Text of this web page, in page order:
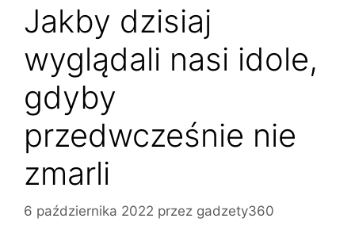
Jakby dzisiaj
wyglądali nasi idole,
gdyby
przedwcześnie nie
zmarli
6 października 2022 przez gadzety360